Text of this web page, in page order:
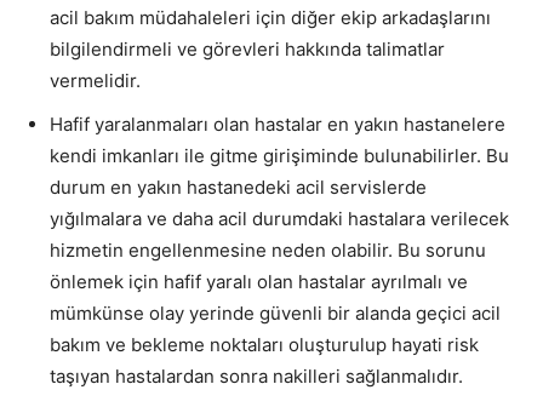
acil bakım müdahaleleri için diğer ekip arkadaşlarını
bilgilendirmeli ve görevleri hakkında talimatlar
vermelidir.
Hafif yaralanmaları olan hastalar en yakın hastanelere
kendi imkanları ile gitme girişiminde bulunabilirler. Bu
durum en yakın hastanedeki acil servislerde
yığılmalara ve daha acil durumdaki hastalara verilecek
hizmetin engellenmesine neden olabilir. Bu sorunu
önlemek için hafif yaralı olan hastalar ayrılmalı ve
mümkünse olay yerinde güvenli bir alanda geçici acil
bakım ve bekleme noktaları oluşturulup hayati risk
taşıyan hastalardan sonra nakilleri sağlanmalıdır.